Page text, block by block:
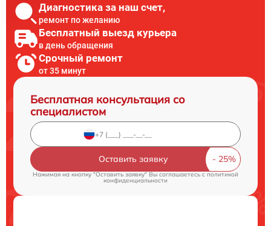
Диагностика за наш счет,
ремонт по желанию
Бесплатный выезд курьера
в день обращения
Срочный ремонт
от 35 минут
Бесплатная консультация со
специалистом
Оставить заявку
Нажимая на кнопку "Оставить заявку" Вы соглашаетесь cполитикой
конфиденциальности